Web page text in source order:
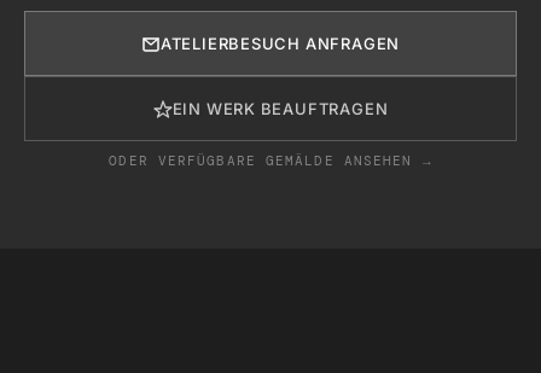
ATELIERBESUCH ANFRAGEN
EIN WERK BEAUFTRAGEN
ODER VERFÜGBARE GEMÄLDE ANSEHEN →